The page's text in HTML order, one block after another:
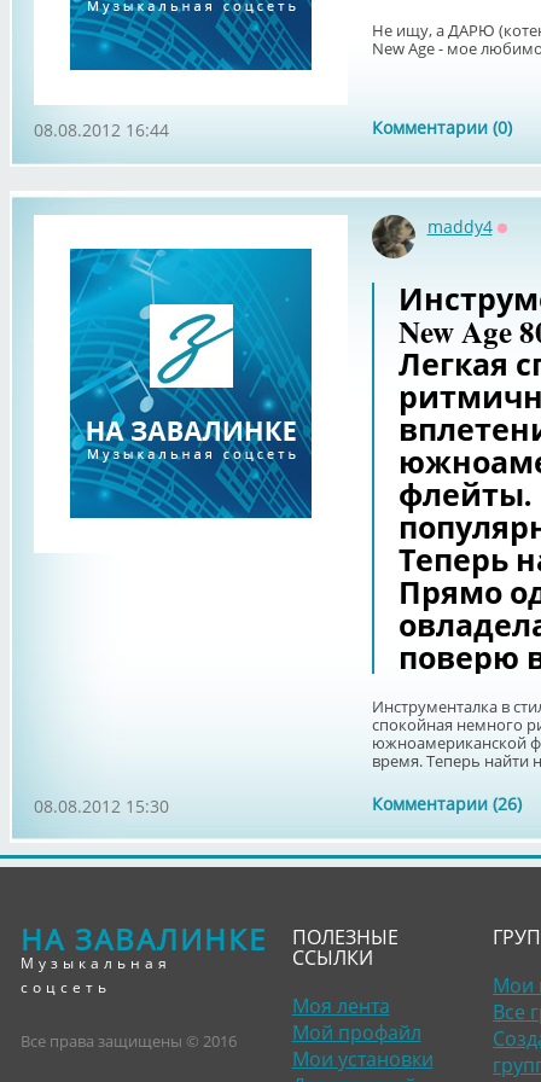
Не ищу, а ДАРЮ
New Age - мое
Комментарии (0)
08.08.2012 16:44
maddy4
New Age
Легкая
Теперь
Прямо
поверю
Инструменталка в
спокойная немного
южноамериканской
время. Теперь найти
Комментарии (26)
08.08.2012 15:30
НА ЗАВАЛИНКЕ
Музыкальная
соцсеть
Все права защищены © 2016
ПОЛЕЗНЫЕ
ССЫЛКИ
Моя лента
Мой профайл
Мои установки
Мои
Все